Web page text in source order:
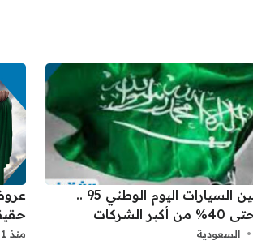
عروض تأمين السيارات اليوم الوطني 95 ..
السعودية منذ 11 شهرًا